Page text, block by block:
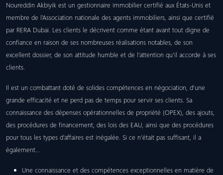
Noureddin Akbiyik est un gestionnaire immobilier certifié aux États-Unis et
membre de l’Association nationale des agents immobiliers, ainsi que certifié
par RERA Dubai. Les clients le décrivent comme étant avant tout digne de
confiance en raison de ses nombreuses réalisations notables, de son
excellent dossier, de son attitude humble et de l’attention qu’il accorde à ses
clients.
Il est un combattant doté de solides compétences en négociation, d’une
grande efficacité et ne perd pas de temps pour servir ses clients. Sa
connaissance des dépenses opérationnelles de propriété (OPEX), des ajouts,
des procédures de financement, des lois des EAU, ainsi que des procédures
pour tous les types d’affaires est inégalée. Si ce n’était pas suffisant, il a
également…
Une connaissance et des compétences exceptionnelles en matière de